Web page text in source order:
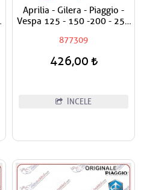
Aprilia - Gilera - Piaggio -
Vespa 125 - 150 -200 - 250
Hilali
877309
426,00
İNCELE